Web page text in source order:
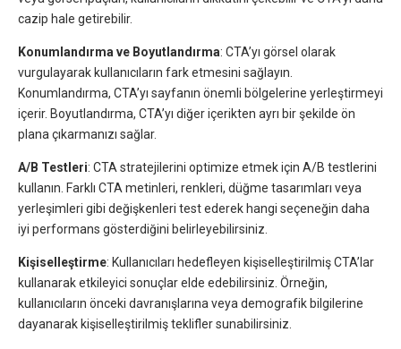
cazip hale getirebilir.
Konumlandırma ve Boyutlandırma: CTA’yı görsel olarak
vurgulayarak kullanıcıların fark etmesini sağlayın.
Konumlandırma, CTA’yı sayfanın önemli bölgelerine yerleştirmeyi
içerir. Boyutlandırma, CTA’yı diğer içerikten ayrı bir şekilde ön
plana çıkarmanızı sağlar.
A/B Testleri: CTA stratejilerini optimize etmek için A/B testlerini
kullanın. Farklı CTA metinleri, renkleri, düğme tasarımları veya
yerleşimleri gibi değişkenleri test ederek hangi seçeneğin daha
iyi performans gösterdiğini belirleyebilirsiniz.
Kişiselleştirme: Kullanıcıları hedefleyen kişiselleştirilmiş CTA’lar
kullanarak etkileyici sonuçlar elde edebilirsiniz. Örneğin,
kullanıcıların önceki davranışlarına veya demografik bilgilerine
dayanarak kişiselleştirilmiş teklifler sunabilirsiniz.